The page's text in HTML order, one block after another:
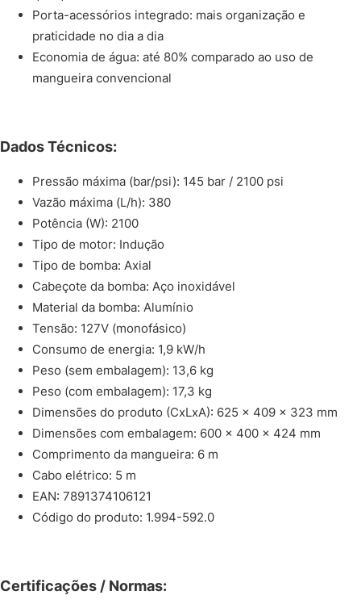
Porta-acessórios integrado: mais organização e
praticidade no dia a dia
Economia de água: até 80% comparado ao uso de
mangueira convencional
Dados Técnicos:
Pressão máxima (bar/psi): 145 bar / 2100 psi
Vazão máxima (L/h): 380
Potência (W): 2100
Tipo de motor: Indução
Tipo de bomba: Axial
Cabeçote da bomba: Aço inoxidável
Material da bomba: Alumínio
Tensão: 127V (monofásico)
Consumo de energia: 1,9 kW/h
Peso (sem embalagem): 13,6 kg
Peso (com embalagem): 17,3 kg
Dimensões do produto (CxLxA): 625 x 409 x 323 mm
Dimensões com embalagem: 600 x 400 x 424 mm
Comprimento da mangueira: 6 m
Cabo elétrico: 5 m
EAN: 7891374106121
Código do produto: 1.994-592.0
Certificações / Normas: